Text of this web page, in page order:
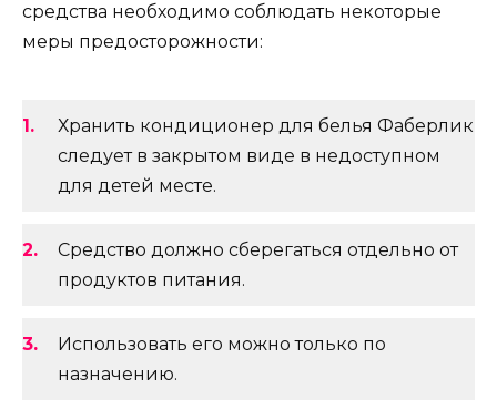
средства необходимо соблюдать некоторые
меры предосторожности:
Хранить кондиционер для белья Фаберлик
следует в закрытом виде в недоступном
для детей месте.
Средство должно сберегаться отдельно от
продуктов питания.
Использовать его можно только по
назначению.